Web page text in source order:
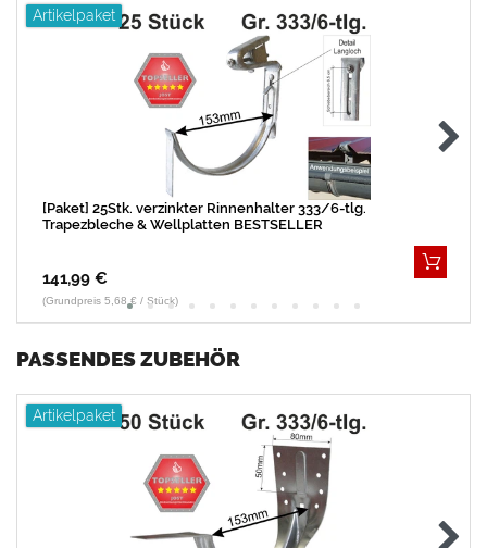
Artikelpaket
[Paket] 25Stk. verzinkter Rinnenhalter 333/6-tlg.
Trapezbleche & Wellplatten BESTSELLER
141,99 €
(Grundpreis 5,68 € / Stück)
PASSENDES ZUBEHÖR
Artikelpaket